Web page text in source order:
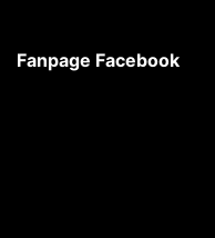
Fanpage Facebook